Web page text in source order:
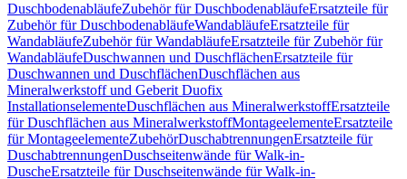
DuschbodenabläufeZubehör für DuschbodenabläufeErsatzteile für
Zubehör für DuschbodenabläufeWandabläufeErsatzteile für
WandabläufeZubehör für WandabläufeErsatzteile für Zubehör für
WandabläufeDuschwannen und DuschflächenErsatzteile für
Duschwannen und DuschflächenDuschflächen aus
Mineralwerkstoff und Geberit Duofix
InstallationselementeDuschflächen aus MineralwerkstoffErsatzteile
für Duschflächen aus MineralwerkstoffMontageelementeErsatzteile
für MontageelementeZubehörDuschabtrennungenErsatzteile für
DuschabtrennungenDuschseitenwände für Walk-in-
DuscheErsatzteile für Duschseitenwände für Walk-in-